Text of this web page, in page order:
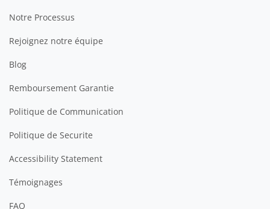
Notre Processus
Rejoignez notre équipe
Blog
Remboursement Garantie
Politique de Communication
Politique de Securite
Accessibility Statement
Témoignages
FAQ